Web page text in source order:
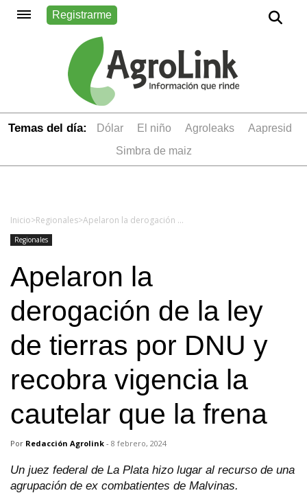
Registrarme
Temas del día: dólar el niño Agroleaks
aapresid
simbra de maiz
Inicio>Regionales> Apelaron la derogación de la ley de tierras por DNU y recobra vigencia la cautelar que la frena
Regionales
Apelaron la
derogación de la ley
de tierras por DNU y
recobra vigencia la
cautelar que la frena
Por Redacción Agrolink - 8 febrero, 2024
Un juez federal de La Plata hizo lugar al recurso de una
agrupación de ex combatientes de Malvinas.